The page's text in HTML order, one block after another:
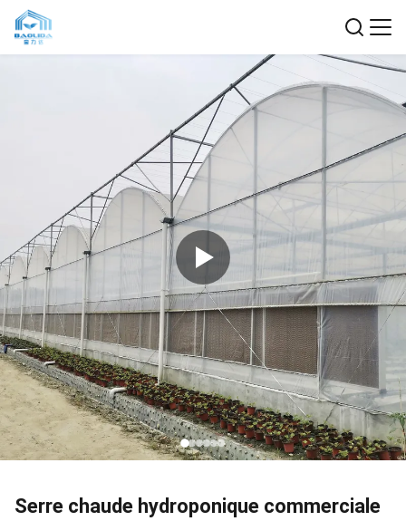
Serre chaude hydroponique commerciale